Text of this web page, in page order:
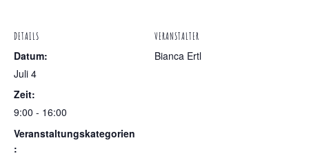
DETAILS
Datum:
Juli 4
Zeit:
9:00 - 16:00
Veranstaltungskategorien
:
VERANSTALTER
Bianca Ertl